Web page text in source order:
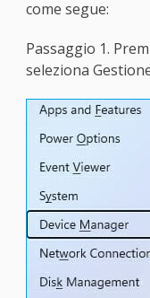
come segue:
Passaggio 1.
seleziona